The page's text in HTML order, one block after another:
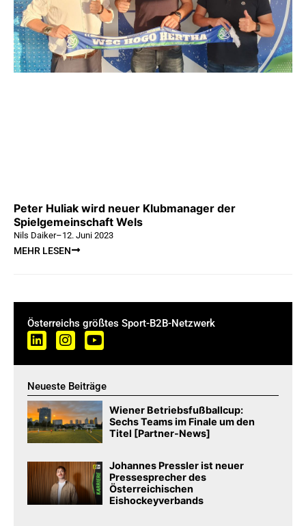
Peter Huliak wird neuer Klubmanager der
Spielgemeinschaft Wels
Nils Daiker–12. Juni 2023
MEHR LESEN
Österreichs größtes Sport-B2B-Netzwerk
Neueste Beiträge
Wiener Betriebsfußballcup:
Sechs Teams im Finale um den
Titel [Partner-News]
Johannes Pressler ist neuer
Pressesprecher des
Österreichischen
Eishockeyverbands